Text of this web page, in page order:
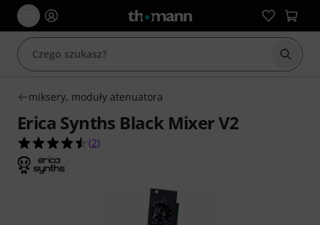
miksery, moduły atenuatora
Erica Synths Black Mixer V2
4.5 na 5 gwiazdek z 2 ocen klientów
(2)